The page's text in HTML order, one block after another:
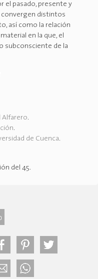
el pasado, presente y
distintos
así como la relación
en la que, el
subconsciente de la
Alfarero.
.
de Cuenca.
del 45.